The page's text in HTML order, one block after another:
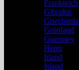
Frankreich
Gibraltar
Grönland
Guernsey
Herm
Irland
Island